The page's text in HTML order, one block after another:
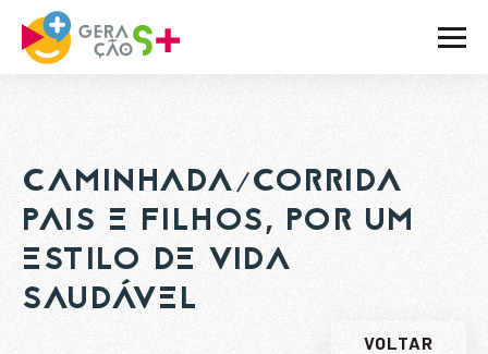
NOTÍCIAS
BLOG
EMBAIXADORES
CAMINHADA/CORRIDA
PAIS E FILHOS, POR UM
ESTILO DE VIDA
SAUDÁVEL
VOLTAR